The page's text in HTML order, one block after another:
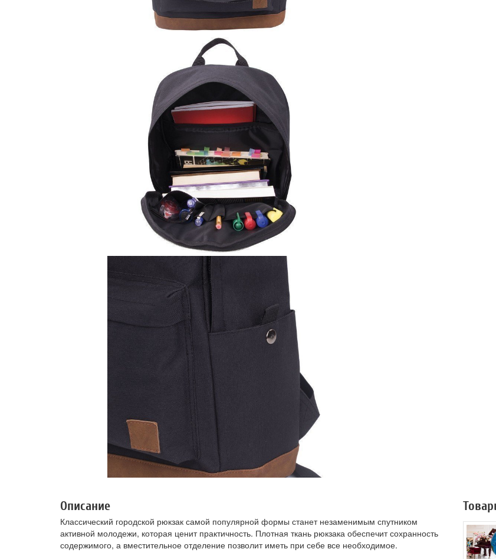
Описание
Классический городской рюкзак самой популярной формы станет незаменимым спутником
активной молодежи, которая ценит практичность. Плотная ткань рюкзака обеспечит сохранность
содержимого, а вместительное отделение позволит иметь при себе все необходимое.